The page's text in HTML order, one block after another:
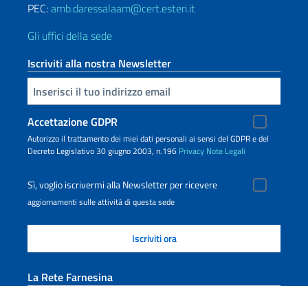
PEC:amb.daressalaam@cert.esteri.it
Gli uffici della sede
Iscriviti alla nostra Newsletter
Inserisci la tua email
Accettazione GDPR
Autorizzo il trattamento dei miei dati personali ai sensi del GDPR e del
Decreto Legislativo 30 giugno 2003, n.196 Privacy Note Legali
Sì, voglio iscrivermi alla Newsletter per ricevere
aggiornamenti sulle attività di questa sede
La Rete Farnesina